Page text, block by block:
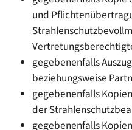
und
gegebenenfalls
beziehungsweise
gegebenenfalls
der
gegebenenfalls